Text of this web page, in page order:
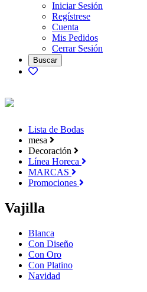
Iniciar Sesión
Regístrese
Cuenta
Mis Pedidos
Cerrar Sesión
Lista de Bodas
mesa
Decoración
Línea Horeca
MARCAS
Promociones
Vajilla
Blanca
Con Diseño
Con Oro
Con Platino
Navidad